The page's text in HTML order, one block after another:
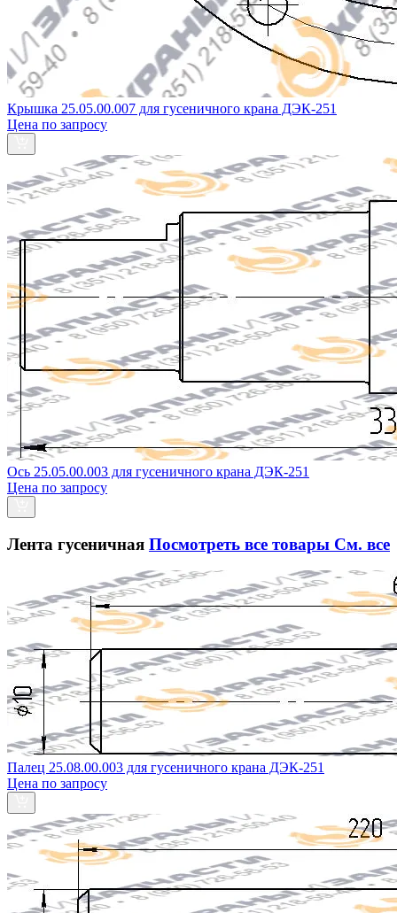
Крышка 25.05.00.007 для гусеничного крана ДЭК-251
Цена по запросу
Ось 25.05.00.003 для гусеничного крана ДЭК-251
Цена по запросу
Лента гусеничная Посмотреть все товары См. все
Палец 25.08.00.003 для гусеничного крана ДЭК-251
Цена по запросу